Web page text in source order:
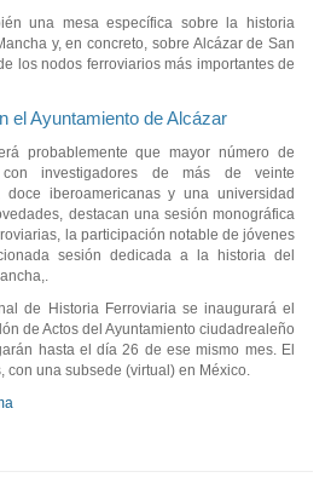
una mesa específica sobre la historia
y, en concreto, sobre Alcázar de San
los nodos ferroviarios más importantes de
el Ayuntamiento de Alcázar
probablemente que mayor número de
con investigadores de más de veinte
doce iberoamericanas y una universidad
destacan una sesión monográfica
la participación notable de jóvenes
sesión dedicada a la historia del
de Historia Ferroviaria se inaugurará el
de Actos del Ayuntamiento ciudadrealeño
hasta el día 26 de ese mismo mes. El
con una subsede (virtual) en México.